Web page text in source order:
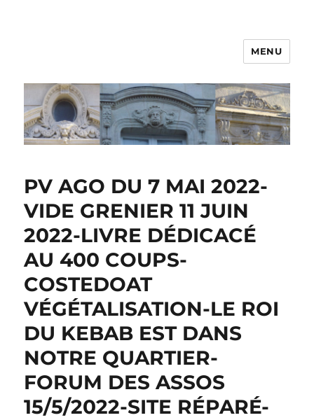
MENU
PV AGO DU 7 MAI 2022-
VIDE GRENIER 11 JUIN
2022-LIVRE DÉDICACÉ
AU 400 COUPS-
COSTEDOAT
VÉGÉTALISATION-LE ROI
DU KEBAB EST DANS
NOTRE QUARTIER-
FORUM DES ASSOS
15/5/2022-SITE RÉPARÉ-